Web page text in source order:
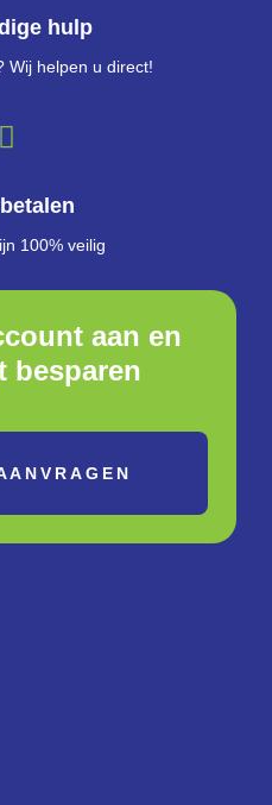
hulp
Wij helpen u direct!
100% veilig
aan en
besparen